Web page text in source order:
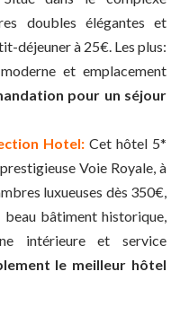
doubles élégantes et
déjeuner à 25€. Les plus:
et emplacement
pour un séjour
Hotel:Cet hôtel 5*
Voie Royale, à
luxueuses dès 350€,
bâtiment historique,
intérieure et service
le meilleur hôtel